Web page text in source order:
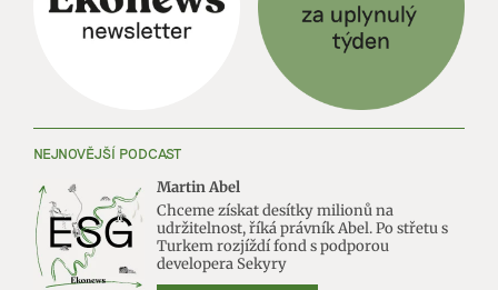
NEJNOVĚJŠÍ PODCAST
Martin Abel
Chceme získat desítky milionů na
udržitelnost, říká právník Abel. Po střetu s
Turkem rozjíždí fond s podporou
developera Sekyry